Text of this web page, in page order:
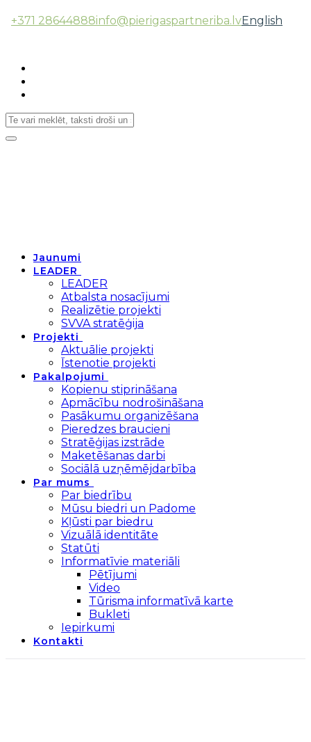
+371 28644888info@pierigaspartneriba.lvEnglish
Toggle
Jaunumi
LEADER
LEADER
Atbalsta nosacījumi
Realizētie projekti
SVVA stratēģija
Projekti
Aktuālie projekti
Īstenotie projekti
Pakalpojumi
Kopienu stiprināšana
Apmācību nodrošināšana
Pasākumu organizēšana
Pieredzes braucieni
Stratēģijas izstrāde
Maketēšanas darbi
Sociālā uzņēmējdarbība
Par mums
Par biedrību
Mūsu biedri un Padome
Kļūsti par biedru
Vizuālā identitāte
Statūti
Informatīvie materiāli
Pētījumi
Video
Tūrisma informatīvā karte
Bukleti
Iepirkumi
Kontakti